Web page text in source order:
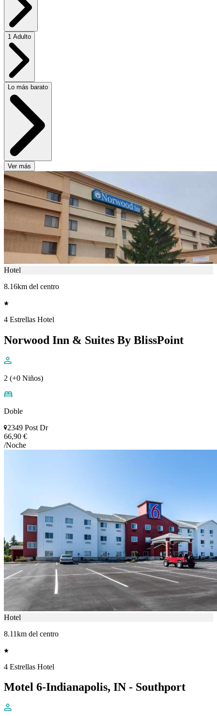
1 Adulto
Lo más barato
Ver más
Hotel
8.16km del centro
4 Estrellas Hotel
Norwood Inn & Suites By BlissPoint
2 (+0 Niños)
Doble
2349 Post Dr
66,90 €
/Noche
Hotel
8.11km del centro
4 Estrellas Hotel
Motel 6-Indianapolis, IN - Southport